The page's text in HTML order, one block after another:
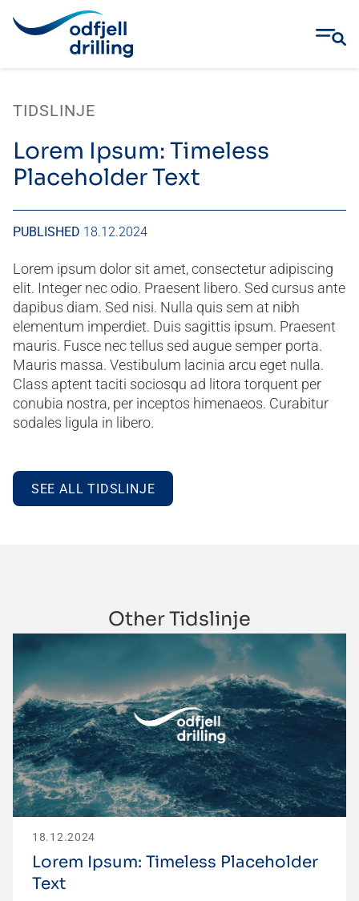
content
TIDSLINJE
Lorem Ipsum: Timeless
Placeholder Text
PUBLISHED 18.12.2024
Lorem ipsum dolor sit amet, consectetur adipiscing
elit. Integer nec odio. Praesent libero. Sed cursus ante
dapibus diam. Sed nisi. Nulla quis sem at nibh
elementum imperdiet. Duis sagittis ipsum. Praesent
mauris. Fusce nec tellus sed augue semper porta.
Mauris massa. Vestibulum lacinia arcu eget nulla.
Class aptent taciti sociosqu ad litora torquent per
conubia nostra, per inceptos himenaeos. Curabitur
sodales ligula in libero.
SEE ALL TIDSLINJE
Other Tidslinje
18.12.2024
Lorem Ipsum: Timeless Placeholder
Text